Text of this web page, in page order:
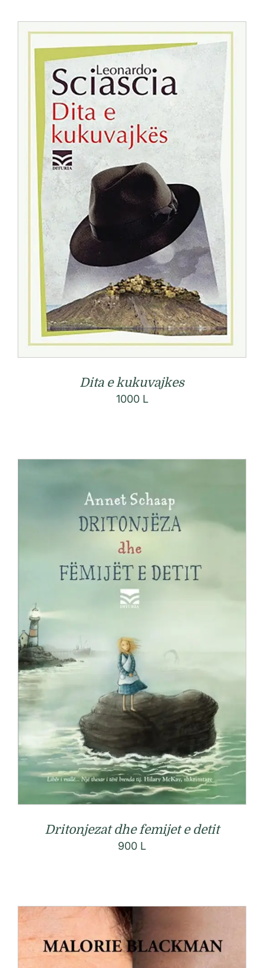
Dita e kukuvajkes
1000 L
Dritonjezat dhe femijet e detit
900 L